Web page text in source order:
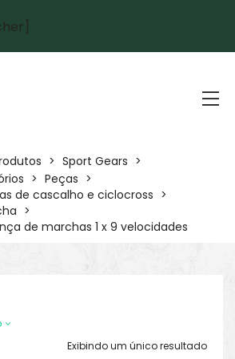
> Sport Gears >
> Peças >
de cascalho e ciclocross >
>
de marchas 1 x 9 velocidades
Exibindo um único resultado